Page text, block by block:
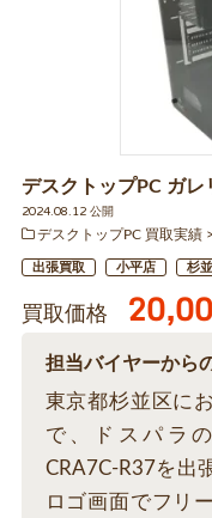
デスクトップPC ガレ
2024.08.12 公開
デスクトップPC 買取実績
出張買取 小平店 杉
買取価格
担当バイヤーから
東京都杉並区に
で、ドスパラ
CRA7C-R37を出
ロゴ画面でフリ